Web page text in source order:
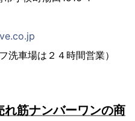
車場は２４時間営業）
れ筋ナンバーワンの商